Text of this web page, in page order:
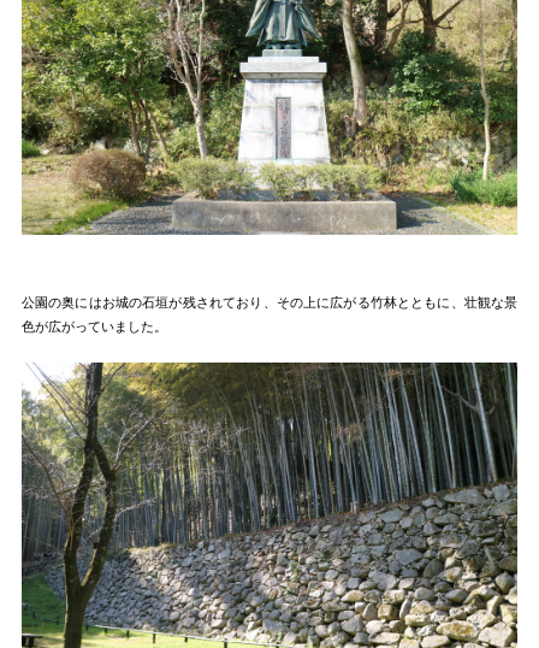
公園の奥にはお城の石垣が残されており、その上に広がる竹林とともに、壮観な景
色が広がっていました。